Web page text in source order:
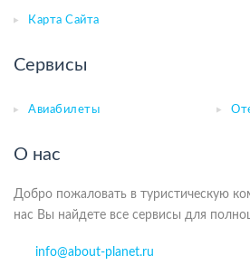
Карта Сайта
Сервисы
Авиабилеты
О нас
Добро пожаловать в туристическую
нас Вы найдете все сервисы для
info@about-planet.ru